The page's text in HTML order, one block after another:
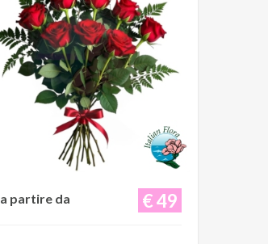
€ 49
a partire da